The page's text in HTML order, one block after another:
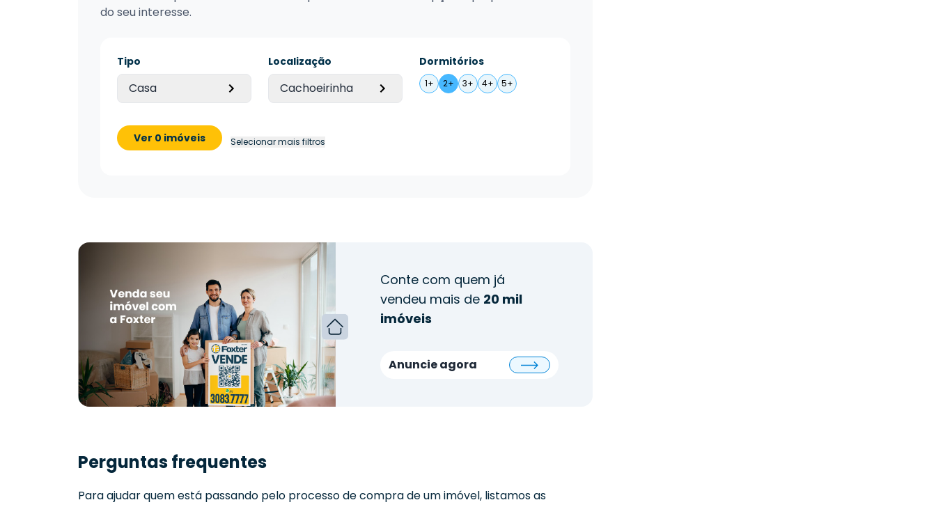
do seu interesse.
Tipo
Casa
Localização
Cachoeirinha
Dormitórios
1+ 2+ 3+ 4+ 5+
Ver 0 imóveis Selecionar mais filtros
Conte com quem já
vendeu mais de 20 mil
imóveis
Anuncie agora
Perguntas frequentes
Para ajudar quem está passando pelo processo de compra de um imóvel, listamos as